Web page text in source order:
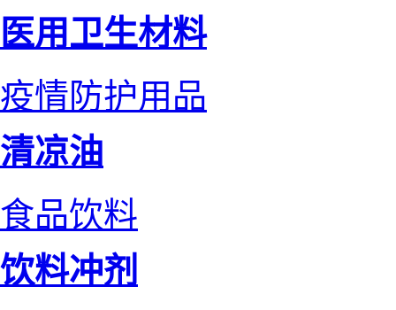
医用卫生材料
疫情防护用品
清凉油
食品饮料
饮料冲剂